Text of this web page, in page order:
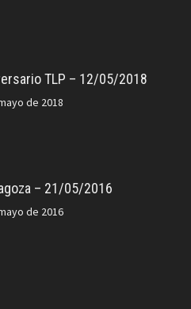
TLP – 12/05/2018
de 2018
– 21/05/2016
de 2016